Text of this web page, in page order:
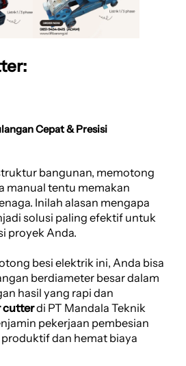
Cepat & Presisi
bangunan, memotong
manual tentu memakan
Inilah alasan mengapa
solusi paling efektif untuk
proyek Anda.
besi elektrik ini, Anda bisa
berdiameter besar dalam
hasil yang rapi dan
cutterdi PT Mandala Teknik
pekerjaan pembesian
dan hemat biaya